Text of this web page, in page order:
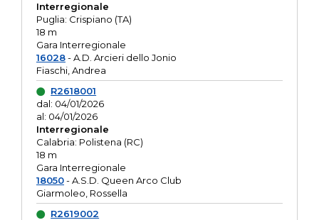
Interregionale
Puglia: Crispiano (TA)
18 m
Gara Interregionale
16028- A.D. Arcieri dello Jonio
Fiaschi, Andrea
R2618001
dal: 04/01/2026
al: 04/01/2026
Interregionale
Calabria: Polistena (RC)
18 m
Gara Interregionale
18050- A.S.D. Queen Arco Club
Giarmoleo, Rossella
R2619002